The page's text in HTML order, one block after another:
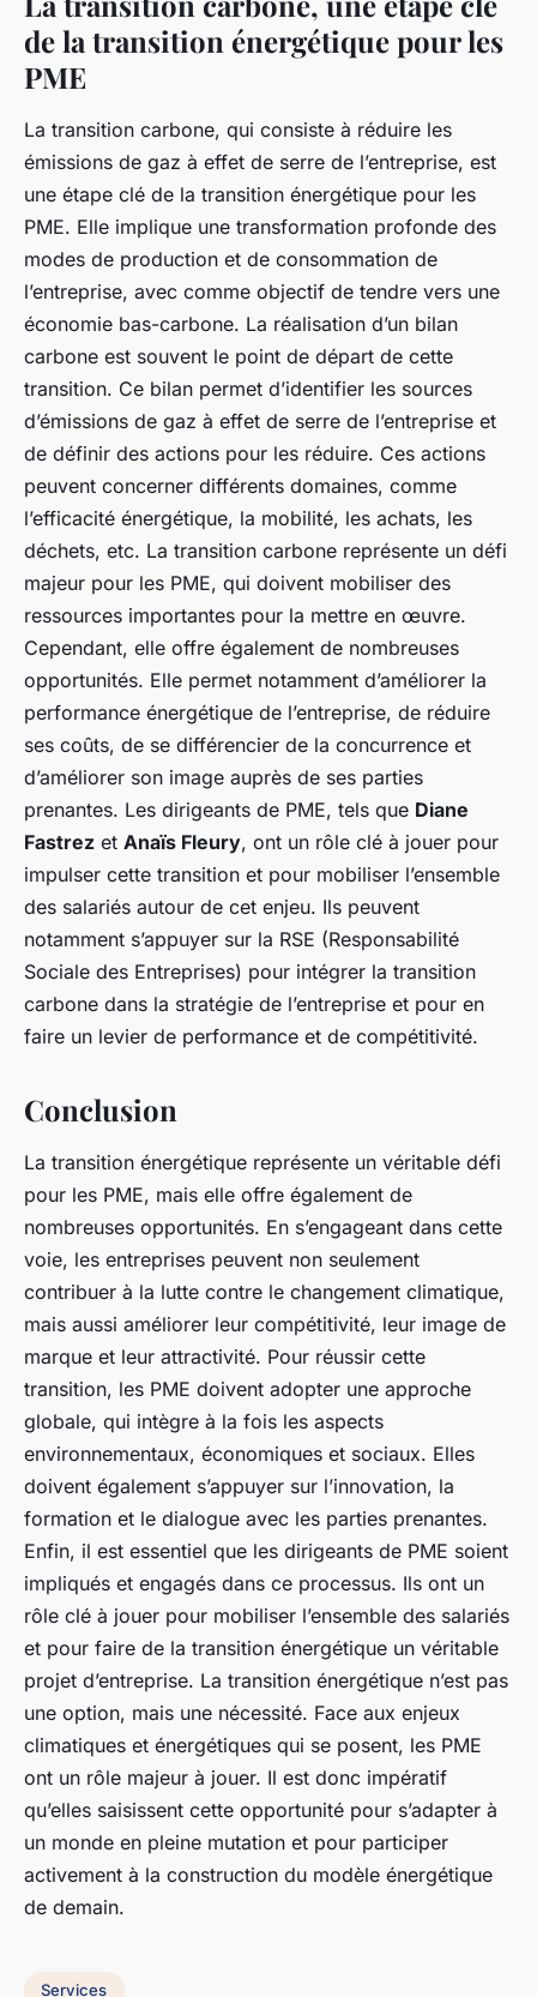
de la transition énergétique pour les
PME
La transition carbone, qui consiste à réduire les
émissions de gaz à effet de serre de l’entreprise, est
une étape clé de la transition énergétique pour les
PME. Elle implique une transformation profonde des
modes de production et de consommation de
l’entreprise, avec comme objectif de tendre vers une
économie bas-carbone. La réalisation d’un bilan
carbone est souvent le point de départ de cette
transition. Ce bilan permet d’identifier les sources
d’émissions de gaz à effet de serre de l’entreprise et
de définir des actions pour les réduire. Ces actions
peuvent concerner différents domaines, comme
l’efficacité énergétique, la mobilité, les achats, les
déchets, etc. La transition carbone représente un défi
majeur pour les PME, qui doivent mobiliser des
ressources importantes pour la mettre en œuvre.
Cependant, elle offre également de nombreuses
opportunités. Elle permet notamment d’améliorer la
performance énergétique de l’entreprise, de réduire
ses coûts, de se différencier de la concurrence et
d’améliorer son image auprès de ses parties
prenantes. Les dirigeants de PME, tels que Diane
Fastrez et Anaïs Fleury, ont un rôle clé à jouer pour
impulser cette transition et pour mobiliser l’ensemble
des salariés autour de cet enjeu. Ils peuvent
notamment s’appuyer sur la RSE (Responsabilité
Sociale des Entreprises) pour intégrer la transition
carbone dans la stratégie de l’entreprise et pour en
faire un levier de performance et de compétitivité.
Conclusion
La transition énergétique représente un véritable défi
pour les PME, mais elle offre également de
nombreuses opportunités. En s’engageant dans cette
voie, les entreprises peuvent non seulement
contribuer à la lutte contre le changement climatique,
mais aussi améliorer leur compétitivité, leur image de
marque et leur attractivité. Pour réussir cette
transition, les PME doivent adopter une approche
globale, qui intègre à la fois les aspects
environnementaux, économiques et sociaux. Elles
doivent également s’appuyer sur l’innovation, la
formation et le dialogue avec les parties prenantes.
Enfin, il est essentiel que les dirigeants de PME soient
impliqués et engagés dans ce processus. Ils ont un
rôle clé à jouer pour mobiliser l’ensemble des salariés
et pour faire de la transition énergétique un véritable
projet d’entreprise. La transition énergétique n’est pas
une option, mais une nécessité. Face aux enjeux
climatiques et énergétiques qui se posent, les PME
ont un rôle majeur à jouer. Il est donc impératif
qu’elles saisissent cette opportunité pour s’adapter à
un monde en pleine mutation et pour participer
activement à la construction du modèle énergétique
de demain.
Services